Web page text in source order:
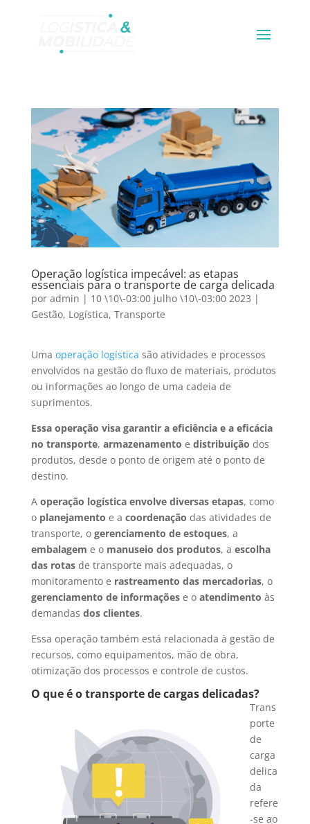
Operação logística impecável: as etapas
essenciais para o transporte de carga delicada
por admin | 10 \10\-03:00 julho \10\-03:00 2023 |
Gestão, Logística, Transporte
Uma operação logística são atividades e processos
envolvidos na gestão do fluxo de materiais, produtos
ou informações ao longo de uma cadeia de
suprimentos.
Essa operação visa garantir a eficiência e a eficácia
no transporte, armazenamento e distribuição dos
produtos, desde o ponto de origem até o ponto de
destino.
A operação logística envolve diversas etapas, como
o planejamento e a coordenação das atividades de
transporte, o gerenciamento de estoques, a
embalagem e o manuseio dos produtos, a escolha
das rotas de transporte mais adequadas, o
monitoramento e rastreamento das mercadorias, o
gerenciamento de informações e o atendimento às
demandas dos clientes.
Essa operação também está relacionada à gestão de
recursos, como equipamentos, mão de obra,
otimização dos processos e controle de custos.
O que é o transporte de cargas delicadas?
Trans
porte
de
carga
delica
da
refere
-se ao